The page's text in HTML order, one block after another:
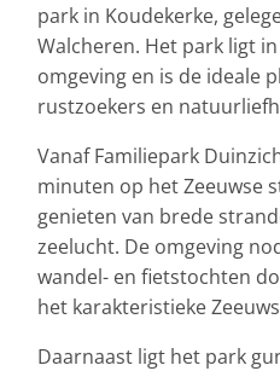
park in Koudekerke,
Walcheren. Het park ligt
omgeving en is de ideale
rustzoekers en
Vanaf Familiepark
minuten op het Zeeuwse
genieten van brede
zeelucht. De omgeving
wandel- en fietstochten
het karakteristieke
Daarnaast ligt het park